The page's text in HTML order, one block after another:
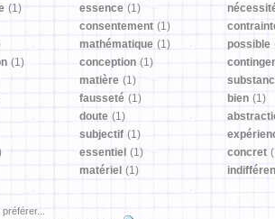
(1) essence (1)
consentement (1)
mathématique (1) possible
(1) conception (1)
matière (1)
fausseté (1) bien (1)
doute (1)
subjectif (1)
essentiel (1) concret
matériel (1)